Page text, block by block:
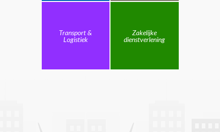
Transport &
Logistiek
Zakelijke
dienstverlening